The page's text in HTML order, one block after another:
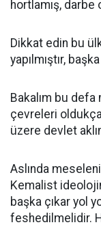
hortlamış,
Dikkat edin bu
yapılmıştır,
Bakalım bu
çevreleri
üzere devlet
Aslında
Kemalist
başka çıkar yol
feshedilmelidir.